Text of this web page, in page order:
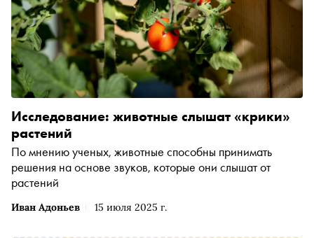
Иван Адоньев 15 июля 2025 г.
Исследование: животные слышат «крики»
растений
По мнению ученых, животные способны принимать
решения на основе звуков, которые они слышат от
растений